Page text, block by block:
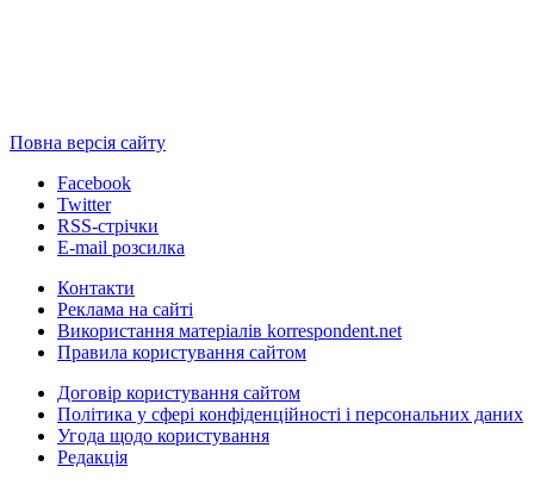
Повна версія сайту
Facebook
Twitter
RSS-стрічки
E-mail розсилка
Контакти
Реклама на сайті
Використання матеріалів korrespondent.net
Правила користування сайтом
Договір користування сайтом
Політика у сфері конфіденційності і персональних даних
Угода щодо користування
Редакція